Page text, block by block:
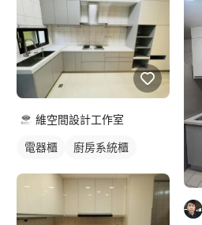
維空間設計工作室
電器櫃 廚房系統櫃